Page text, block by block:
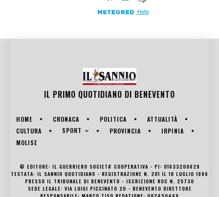
IL PRIMO QUOTIDIANO DI BENEVENTO
HOME CRONACA POLITICA
ATTUALITÀ
CULTURA
SPORT PROVINCIA
IRPINIA
MOLISE
© EDITORE: IL GUERRIERO SOCIETA' COOPERATIVA - PI: 01633200629
TESTATA: IL SANNIO QUOTIDIANO - REGISTRAZIONE N. 201 IL 18 LUGLIO 1996
PRESSO IL TRIBUNALE DI BENEVENTO - ISCRIZIONE ROC N. 25730
SEDE LEGALE: VIA LUIGI PICCINATO 20 - BENEVENTO DIRETTORE